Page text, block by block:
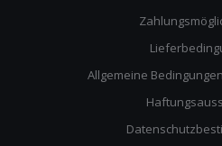
Allgemeine